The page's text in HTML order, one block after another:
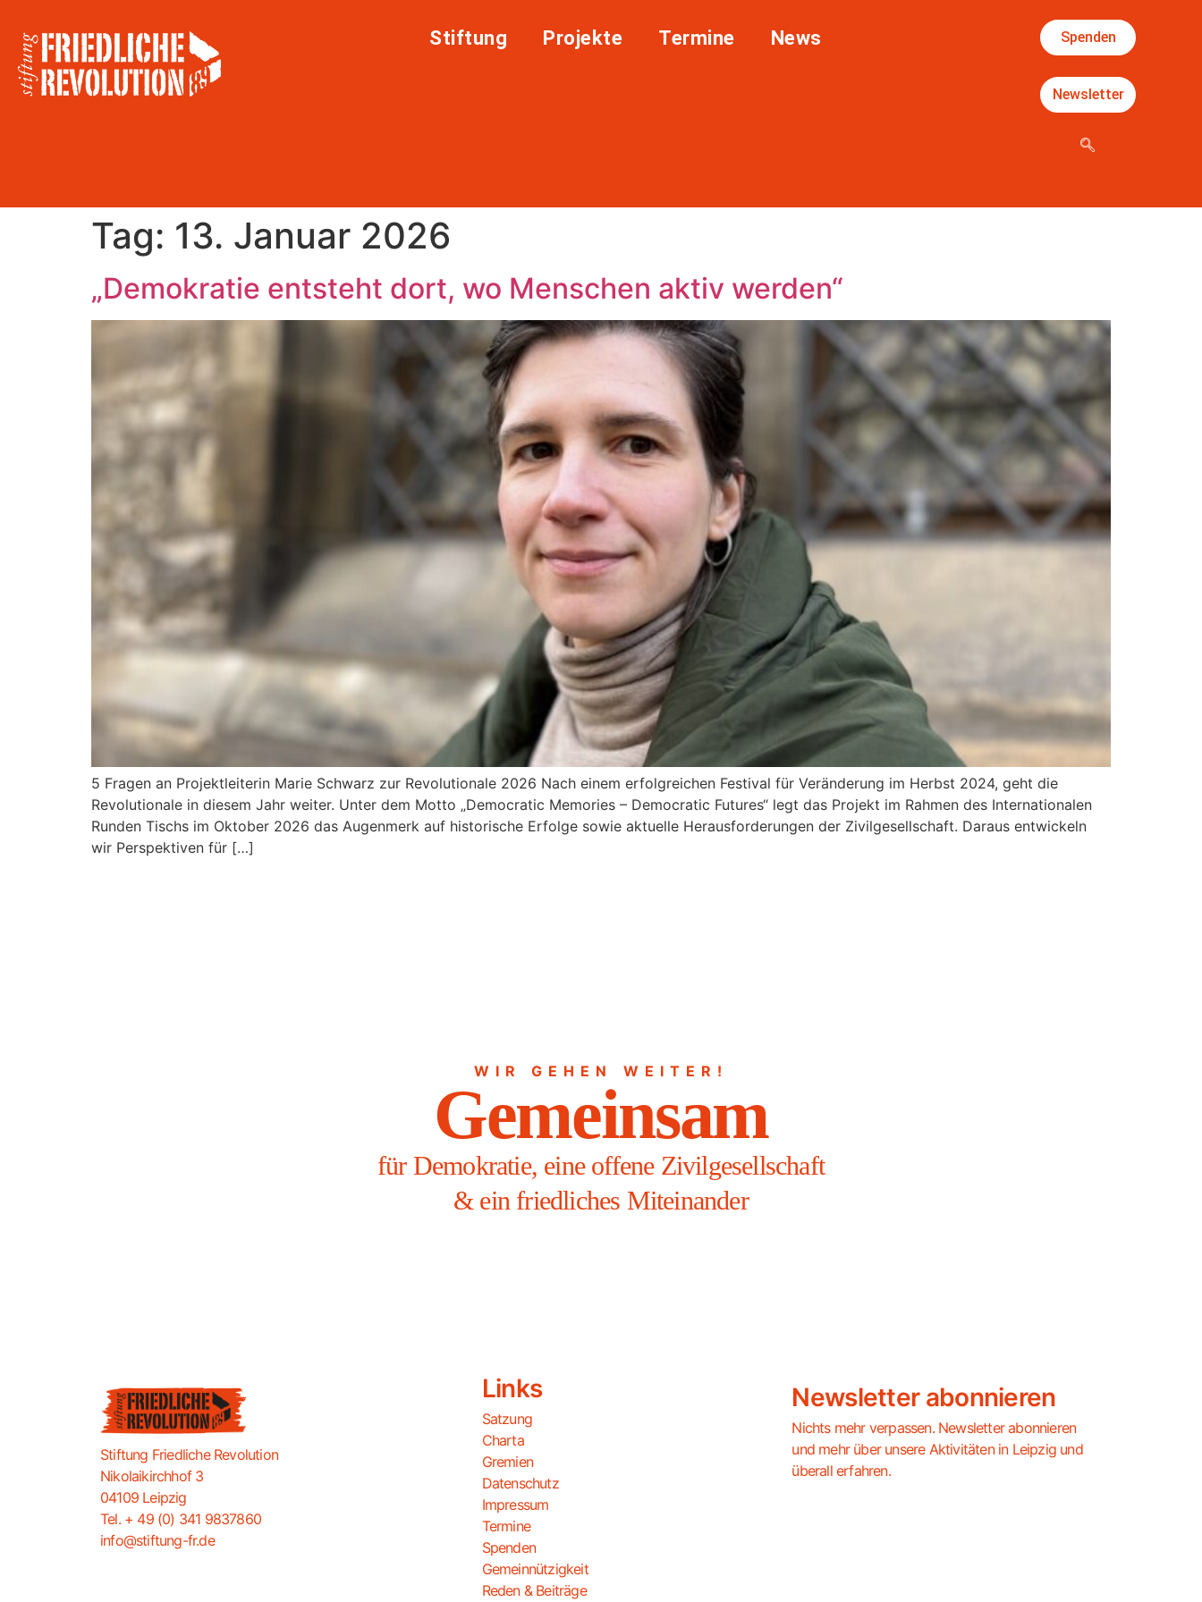
Stiftung Projekte Termine News Spenden
Newsletter
Tag: 13. Januar 2026
„Demokratie entsteht dort, wo Menschen aktiv werden“
5 Fragen an Projektleiterin Marie Schwarz zur Revolutionale 2026 Nach einem erfolgreichen Festival für Veränderung im Herbst 2024, geht die
Revolutionale in diesem Jahr weiter. Unter dem Motto „Democratic Memories – Democratic Futures“ legt das Projekt im Rahmen des Internationalen
Runden Tischs im Oktober 2026 das Augenmerk auf historische Erfolge sowie aktuelle Herausforderungen der Zivilgesellschaft. Daraus entwickeln
wir Perspektiven für […]
WIR GEHEN WEITER!
Gemeinsam
für Demokratie, eine offene Zivilgesellschaft
& ein friedliches Miteinander
Stiftung Friedliche Revolution
Nikolaikirchhof 3
04109 Leipzig
Tel. + 49 (0) 341 9837860
info@stiftung-fr.de
Links
Satzung
Charta
Gremien
Datenschutz
Impressum
Termine
Spenden
Gemeinnützigkeit
Reden & Beiträge
Newsletter abonnieren
Nichts mehr verpassen. Newsletter abonnieren
und mehr über unsere Aktivitäten in Leipzig und
überall erfahren.